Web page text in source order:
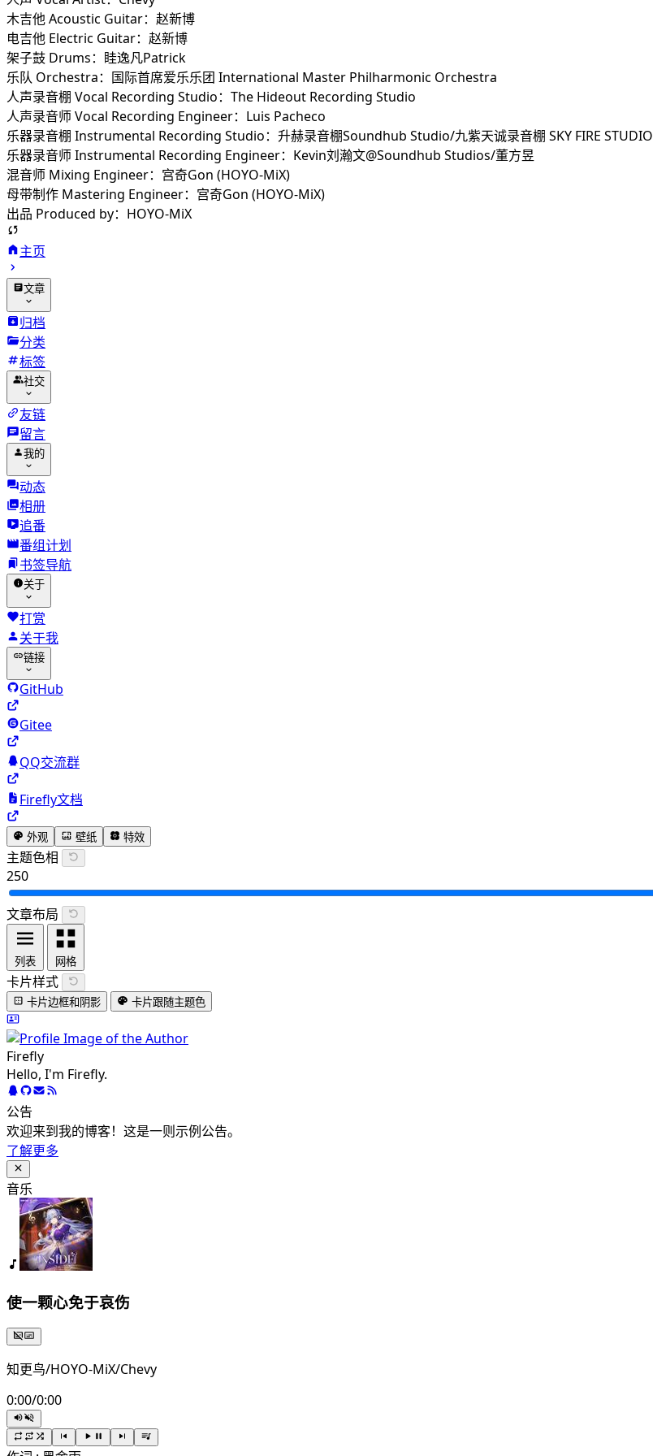
木吉他 Acoustic Guitar：赵新博
电吉他 Electric Guitar：赵新博
架子鼓 Drums：眭逸凡Patrick
乐队 Orchestra：国际首席爱乐乐团 International Master Philharmonic Orchestra
人声录音棚 Vocal Recording Studio：The Hideout Recording Studio
人声录音师 Vocal Recording Engineer：Luis Pacheco
乐器录音棚 Instrumental Recording Studio：升赫录音棚Soundhub Studio/九紫天诚录音棚 SKY FIRE STUDIO
乐器录音师 Instrumental Recording Engineer：Kevin刘瀚文@Soundhub Studios/董方昱
混音师 Mixing Engineer：宫奇Gon (HOYO-MiX)
母带制作 Mastering Engineer：宫奇Gon (HOYO-MiX)
出品 Produced by：HOYO-MiX
主页
文章
归档
分类
标签
社交
友链
留言
我的
动态
相册
追番
番组计划
书签导航
关于
打赏
关于我
链接
GitHub
Gitee
QQ交流群
Firefly文档
外观 壁纸 特效
主题色相
250
文章布局
列表 网格
卡片样式
卡片边框和阴影 卡片跟随主题色
Firefly
Hello, I'm Firefly.
公告
欢迎来到我的博客！这是一则示例公告。
了解更多
音乐
使一颗心免于哀伤
知更鸟/HOYO-MiX/Chevy
0:00/0:00